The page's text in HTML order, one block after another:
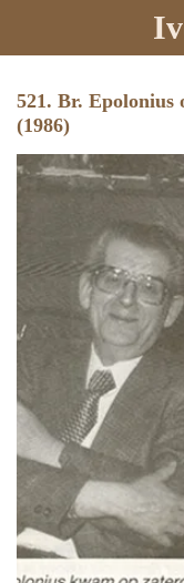
de
hoofdinhoud
521. Br. Epolonius
(1986)